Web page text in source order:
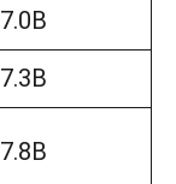
7.0B
7.3B
7.8B